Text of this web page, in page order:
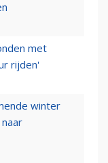
met
rijden'
winter